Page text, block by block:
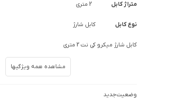
متراژ کابل 2 متری
نوع کابل کابل شارژ
کابل شارژ میکرو کی نت 2 متری
مشاهده همه ویژگیها
وضعیتجدید